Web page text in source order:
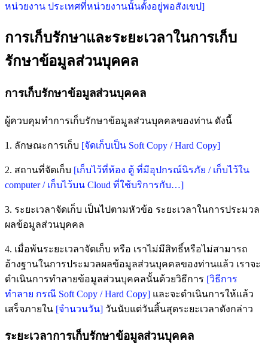
หน่วยงาน ประเทศที่หน่วยงานนั้นตั้งอยู่พอสังเขป]
การเก็บรักษาและระยะเวลาในการเก็บ
รักษาข้อมูลส่วนบุคคล
การเก็บรักษาข้อมูลส่วนบุคคล
ผู้ควบคุมทำการเก็บรักษาข้อมูลส่วนบุคคลของท่าน ดังนี้
1. ลักษณะการเก็บ [จัดเก็บเป็น Soft Copy / Hard Copy]
2. สถานที่จัดเก็บ [เก็บไว้ที่ห้อง ตู้ ที่มีอุปกรณ์นิรภัย / เก็บไว้ใน
computer / เก็บไว้บน Cloud ที่ใช้บริการกับ…]
3. ระยะเวลาจัดเก็บ เป็นไปตามหัวข้อ ระยะเวลาในการประมวล
ผลข้อมูลส่วนบุคคล
4. เมื่อพ้นระยะเวลาจัดเก็บ หรือ เราไม่มีสิทธิ์หรือไม่สามารถ
อ้างฐานในการประมวลผลข้อมูลส่วนบุคคลของท่านแล้ว เราจะ
ดำเนินการทำลายข้อมูลส่วนบุคคลนั้นด้วยวิธีการ [วิธีการ
ทำลาย กรณี Soft Copy / Hard Copy] และจะดำเนินการให้แล้ว
เสร็จภายใน [จำนวนวัน] วันนับแต่วันสิ้นสุดระยะเวลาดังกล่าว
ระยะเวลาการเก็บรักษาข้อมูลส่วนบุคคล